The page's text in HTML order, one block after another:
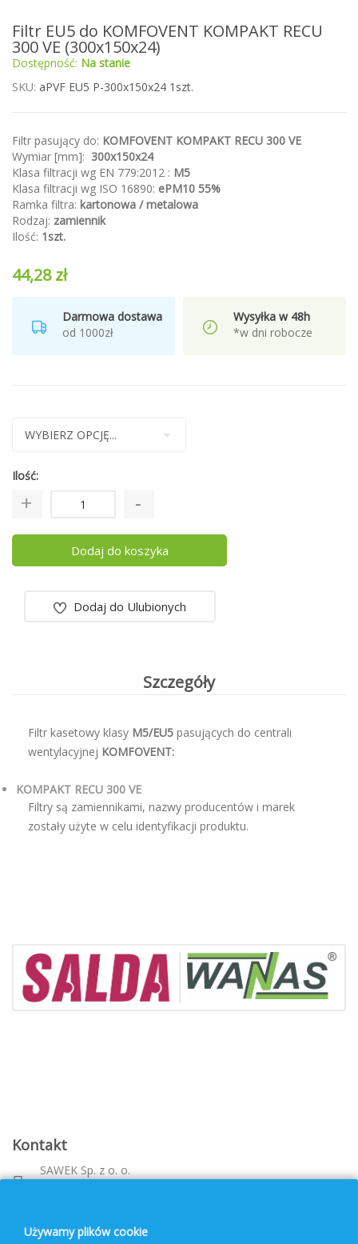
Przejdź
na
początek
galerii
Filtr EU5 do KOMFOVENT KOMPAKT RECU
300 VE (300x150x24)
Dostępność: Na stanie
SKU aPVF EU5 P-300x150x24 1szt.
Filtr pasujący do: KOMFOVENT KOMPAKT RECU 300 VE
Wymiar [mm]: 300x150x24
Klasa filtracji wg EN 779:2012 : M5
Klasa filtracji wg ISO 16890: ePM10 55%
Ramka filtra: kartonowa / metalowa
Rodzaj: zamiennik
Ilość: 1szt.
44,28 zł
Darmowa dostawa
od 1000zł
Wysyłka w 48h
*w dni robocze
Ilość
Dodaj do koszyka
Dodaj do Ulubionych
Szczegóły
Filtr kasetowy klasy M5/EU5 pasujących do centrali
wentylacyjnej KOMFOVENT:
KOMPAKT RECU 300 VE
Filtry są zamiennikami, nazwy producentów i marek
zostały użyte w celu identyfikacji produktu.
Kontakt
SAWEK Sp. z o. o.
Metalowca 26, 39-460 Nowa Dęba
Używamy plików cookie